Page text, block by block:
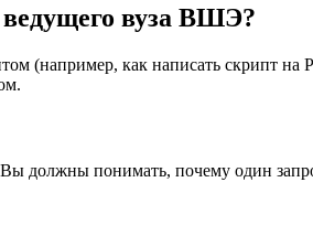
вуза ВШЭ?
(например, как написать скрипт
должны понимать, почему один